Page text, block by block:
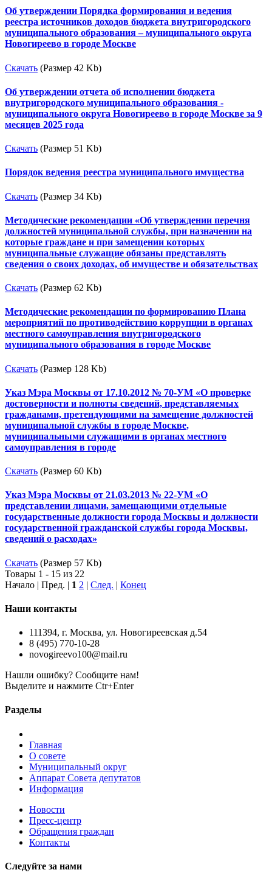
Об утверждении Порядка формирования и ведения
реестра источников доходов бюджета внутригородского
муниципального образования – муниципального округа
Новогиреево в городе Москве
Скачать (Размер 42 Kb)
Об утверждении отчета об исполнении бюджета
внутригородского муниципального образования -
муниципального округа Новогиреево в городе Москве за 9
месяцев 2025 года
Скачать (Размер 51 Kb)
Порядок ведения реестра муниципального имущества
Скачать (Размер 34 Kb)
Методические рекомендации «Об утверждении перечня
должностей муниципальной службы, при назначении на
которые граждане и при замещении которых
муниципальные служащие обязаны представлять
сведения о своих доходах, об имуществе и обязательствах
Скачать (Размер 62 Kb)
Методические рекомендации по формированию Плана
мероприятий по противодействию коррупции в органах
местного самоуправления внутригородского
муниципального образования в городе Москве
Скачать (Размер 128 Kb)
Указ Мэра Москвы от 17.10.2012 № 70-УМ «О проверке
достоверности и полноты сведений, представляемых
гражданами, претендующими на замещение должностей
муниципальной службы в городе Москве,
муниципальными служащими в органах местного
самоуправления в городе
Скачать (Размер 60 Kb)
Указ Мэра Москвы от 21.03.2013 № 22-УМ «О
представлении лицами, замещающими отдельные
государственные должности города Москвы и должности
государственной гражданской службы города Москвы,
сведений о расходах»
Скачать (Размер 57 Kb)
Товары 1 - 15 из 22
Начало | Пред. | 1 2 | След. | Конец
Наши контакты
111394, г. Москва, ул. Новогиреевская д.54
8 (495) 770-10-28
novogireevo100@mail.ru
Нашли ошибку? Сообщите нам!
Выделите и нажмите Ctr+Enter
Разделы
Главная
О совете
Муниципальный округ
Аппарат Совета депутатов
Информация
Новости
Пресс-центр
Обращения граждан
Контакты
Следуйте за нами